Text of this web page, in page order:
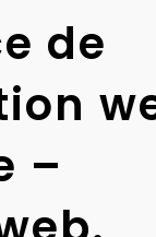
de
–